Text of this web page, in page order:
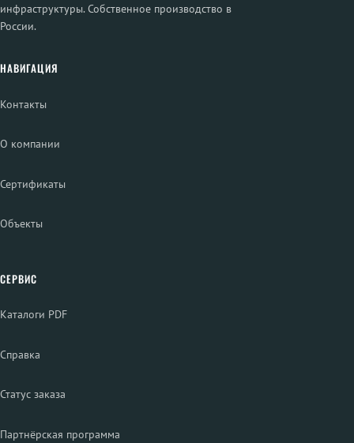
инфраструктуры. Собственное производство в
России.
НАВИГАЦИЯ
Контакты
О компании
Сертификаты
Объекты
СЕРВИС
Каталоги PDF
Справка
Статус заказа
Партнёрская программа